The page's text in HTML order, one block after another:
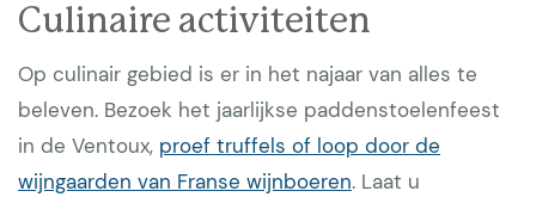
Culinaire activiteiten
Op culinair gebied is er in het najaar van alles te
beleven. Bezoek het jaarlijkse paddenstoelenfeest
in de Ventoux, proef truffels of loop door de
wijngaarden van Franse wijnboeren. Laat u